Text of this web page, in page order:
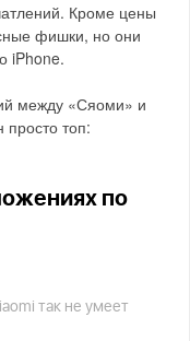
Кроме цены
фишки, но они
iPhone.
между «Сяоми» и
топ:
по
так не умеет